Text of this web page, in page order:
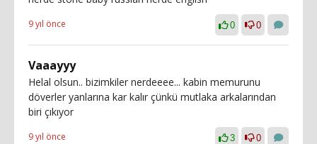
9 yıl önce 0 0
Vaaayyy
Helal olsun.. bizimkiler nerdeeee... kabin memurunu
döverler yanlarına kar kalır çünkü mutlaka arkalarından
biri çıkıyor
9 yıl önce 3 0